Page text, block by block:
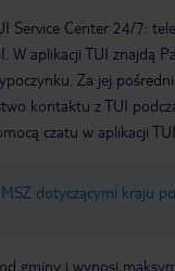
Service Center 24/7:
W aplikacji TUI znajdą
Za jej
kontaktu z TUI
czatu w aplikacji
dotyczącymi kraju
gminy i wynosi